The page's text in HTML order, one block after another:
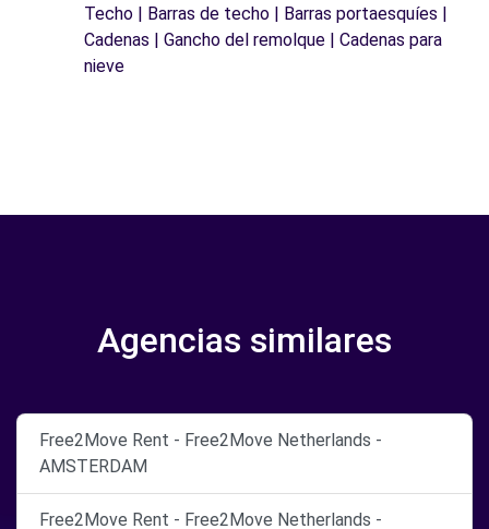
Techo | Barras de techo | Barras portaesquíes |
Cadenas | Gancho del remolque | Cadenas para
nieve
Agencias similares
Free2Move Rent - Free2Move Netherlands -
AMSTERDAM
Free2Move Rent - Free2Move Netherlands -